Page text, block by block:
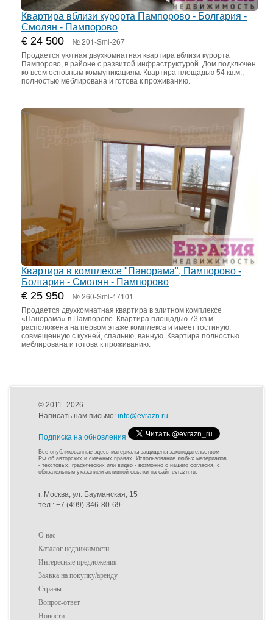
Квартира вблизи курорта Пампорово - Болгария -
Смолян - Пампорово
€ 24 500 № 201-Sml-267
Продается уютная двухкомнатная квартира вблизи курорта
Пампорово, в районе с развитой инфраструктурой. Дом подключен
ко всем основным коммуникациям. Квартира площадью 54 кв.м.,
полностью меблирована и готова к проживанию.
Квартира в комплексе "Панорама", Пампорово -
Болгария - Смолян - Пампорово
€ 25 950 № 260-Sml-47101
Продается двухкомнатная квартира в элитном комплексе
«Панорама» в Пампорово. Квартира площадью 73 кв.м.
расположена на первом этаже комплекса и имеет гостиную,
совмещенную с кухней, спальню, ванную. Квартира полностью
меблирована и готова к проживанию.
© 2011–2026
Написать нам письмо: info@evrazn.ru
Подписка на обновления
Все опубликованные здесь материалы защищены законодательством
РФ об авторских и смежных правах. Использование любых материалов
- текстовых, графических или видео - возможно с нашего согласия, с
обязательным указанием активной ссылки на сайт evrazn.ru.
г. Москва, ул. Бауманская, 15
тел.: +7 (499) 346-80-69
О нас
Каталог недвижимости
Интересные предложения
Заявка на покупку/аренду
Страны
Вопрос-ответ
Новости